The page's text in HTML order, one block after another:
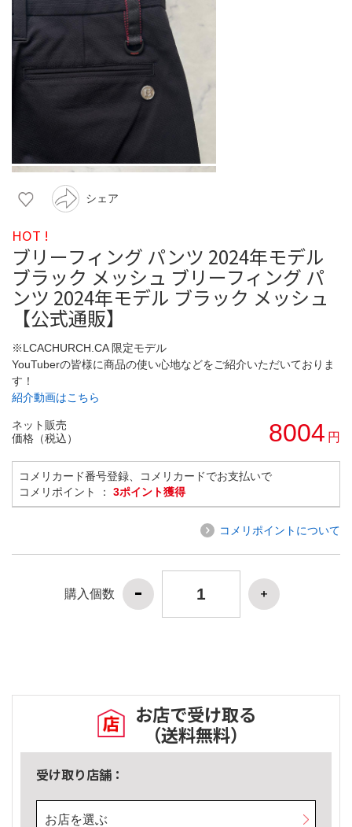
シェア
HOT !
ブリーフィング パンツ 2024年モデル
ブラック メッシュ ブリーフィング パ
ンツ 2024年モデル ブラック メッシュ
【公式通販】
※LCACHURCH.CA 限定モデル
YouTuberの皆様に商品の使い心地などをご紹介いただいておりま
す！
紹介動画はこちら
ネット販売
価格（税込）
8004 円
コメリカード番号登録、コメリカードでお支払いで
コメリポイント ： 3ポイント獲得
コメリポイントについて
購入個数
お店で受け取る
（送料無料）
受け取り店舗：
お店を選ぶ